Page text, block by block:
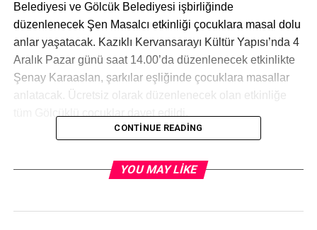
Belediyesi ve Gölcük Belediyesi işbirliğinde
düzenlenecek Şen Masalcı etkinliği çocuklara masal dolu
anlar yaşatacak. Kazıklı Kervansarayı Kültür Yapısı’nda 4
Aralık Pazar günü saat 14.00’da düzenlenecek etkinlikte
Şenay Karaaslan, şarkılar eşliğinde çocuklara masallar
anlatacak. Ücretsiz olarak düzenlenecek olan etkinliğe
Kaynak: (BYZHA) – Beyaz Haber Ajansı
RELATED TOPICS:
CONTINUE READING
YOU MAY LIKE